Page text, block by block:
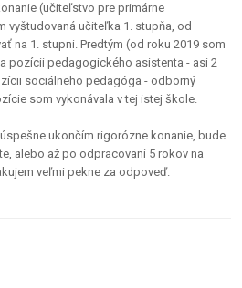
(učiteľstvo pre primárne
vyštudovaná učiteľka 1. stupňa, od
na 1. stupni. Predtým (od roku 2019 som
pozícii pedagogického asistenta - asi 2
sociálneho pedagóga - odborný
som vykonávala v tej istej škole.
ukončím rigorózne konanie, bude
alebo až po odpracovaní 5 rokov na
veľmi pekne za odpoveď.